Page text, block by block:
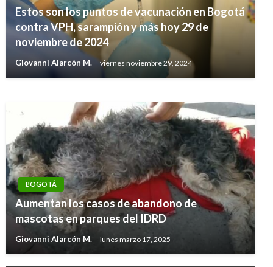
Estos son los puntos de vacunación en Bogotá
contra VPH, sarampión y más hoy 29 de
noviembre de 2024
Giovanni Alarcón M. viernes noviembre 29, 2024
BOGOTÁ
Viajó la delegación que representará a Bogotá
en los XXXI Juegos Intercolegiados
Nacionales en la Categoría B
lunes octubre 11, 2010
BOGOTÁ
Aumentan los casos de abandono de
mascotas en parques del IDRD
Giovanni Alarcón M. lunes marzo 17, 2025